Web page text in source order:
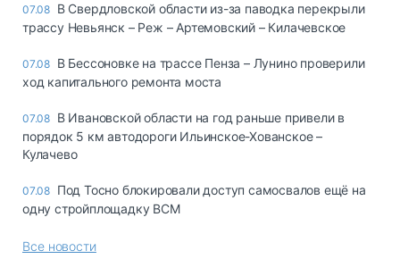
07.08 В Свердловской области из-за паводка перекрыли
трассу Невьянск – Реж – Артемовский – Килачевское
07.08 В Бессоновке на трассе Пенза – Лунино проверили
ход капитального ремонта моста
07.08 В Ивановской области на год раньше привели в
порядок 5 км автодороги Ильинское-Хованское –
Кулачево
07.08 Под Тосно блокировали доступ самосвалов ещё на
одну стройплощадку ВСМ
Все новости